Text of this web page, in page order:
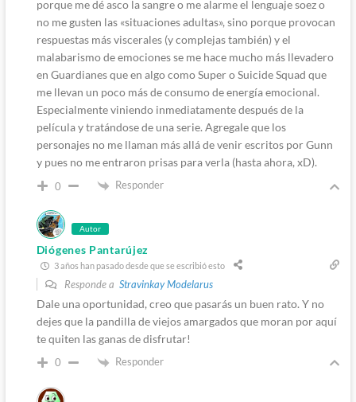
porque me dé asco la sangre o me alarme el lenguaje soez o
no me gusten las «situaciones adultas», sino porque provocan
respuestas más viscerales (y complejas también) y el
malabarismo de emociones se me hace mucho más llevadero
en Guardianes que en algo como Super o Suicide Squad que
me llevan un poco más de consumo de energía emocional.
Especialmente viniendo inmediatamente después de la
película y tratándose de una serie. Agregale que los
personajes no me llaman más allá de venir escritos por Gunn
y pues no me entraron prisas para verla (hasta ahora, xD).
0 Responder
Autor
Diógenes Pantarújez
3 años han pasado desde que se escribió esto
Responde a Stravinkay Modelarus
Dale una oportunidad, creo que pasarás un buen rato. Y no
dejes que la pandilla de viejos amargados que moran por aquí
te quiten las ganas de disfrutar!
0 Responder